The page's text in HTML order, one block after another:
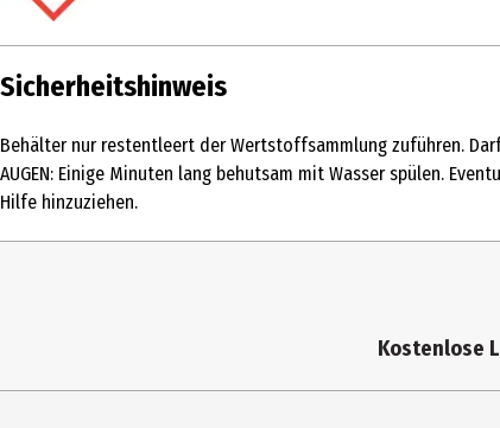
Kontaktmöglichkeit info@fit.de
Sicherheitshinweis
Behälter nur restentleert der Wertstoffsammlung zuführen.
AUGEN: Einige Minuten lang behutsam mit Wasser spülen.
Hilfe hinzuziehen.
Kostenlose